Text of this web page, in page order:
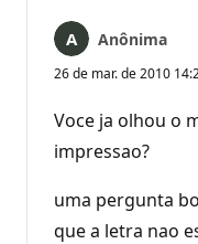
Anônima
26 de mar. de 2010
Voce ja olhou o
impressao?
uma pergunta
que a letra nao